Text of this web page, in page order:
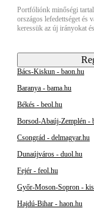
Portfóliónk minőségi
országos lefedettséget és
keressük az új irányokat
Bács-Kiskun - baon.hu
Baranya - bama.hu
Békés - beol.hu
Borsod-Abaúj-Zemplén -
Csongrád - delmagyar.hu
Dunaújváros - duol.hu
Fejér - feol.hu
Győr-Moson-Sopron -
Hajdú-Bihar - haon.hu